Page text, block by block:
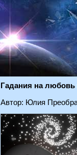
Гадания на
Автор: Юлия